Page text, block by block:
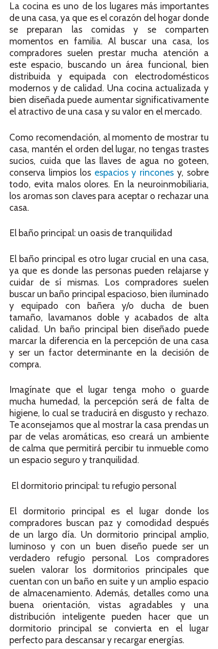
La cocina es uno de los lugares más importantes
de una casa, ya que es el corazón del hogar donde
se preparan las comidas y se comparten
momentos en familia. Al buscar una casa, los
compradores suelen prestar mucha atención a
este espacio, buscando un área funcional, bien
distribuida y equipada con electrodomésticos
modernos y de calidad. Una cocina actualizada y
bien diseñada puede aumentar significativamente
el atractivo de una casa y su valor en el mercado.
Como recomendación, al momento de mostrar tu
casa, mantén el orden del lugar, no tengas trastes
sucios, cuida que las llaves de agua no goteen,
conserva limpios los espacios y rincones y, sobre
todo, evita malos olores. En la neuroinmobiliaria,
los aromas son claves para aceptar o rechazar una
casa.
El baño principal: un oasis de tranquilidad
El baño principal es otro lugar crucial en una casa,
ya que es donde las personas pueden relajarse y
cuidar de sí mismas. Los compradores suelen
buscar un baño principal espacioso, bien iluminado
y equipado con bañera y/o ducha de buen
tamaño, lavamanos doble y acabados de alta
calidad. Un baño principal bien diseñado puede
marcar la diferencia en la percepción de una casa
y ser un factor determinante en la decisión de
compra.
Imagínate que el lugar tenga moho o guarde
mucha humedad, la percepción será de falta de
higiene, lo cual se traducirá en disgusto y rechazo.
Te aconsejamos que al mostrar la casa prendas un
par de velas aromáticas, eso creará un ambiente
de calma que permitirá percibir tu inmueble como
un espacio seguro y tranquilidad.
El dormitorio principal: tu refugio personal
El dormitorio principal es el lugar donde los
compradores buscan paz y comodidad después
de un largo día. Un dormitorio principal amplio,
luminoso y con un buen diseño puede ser un
verdadero refugio personal. Los compradores
suelen valorar los dormitorios principales que
cuentan con un baño en suite y un amplio espacio
de almacenamiento. Además, detalles como una
buena orientación, vistas agradables y una
distribución inteligente pueden hacer que un
dormitorio principal se convierta en el lugar
perfecto para descansar y recargar energías.